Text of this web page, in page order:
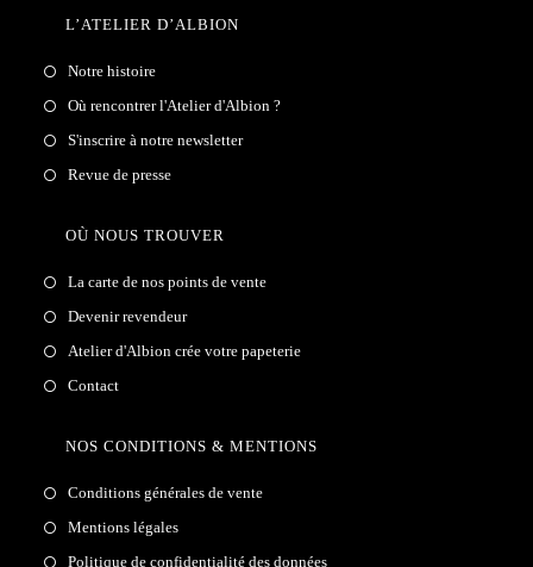
L’ATELIER D’ALBION
Notre histoire
Où rencontrer l'Atelier d'Albion ?
S'inscrire à notre newsletter
Revue de presse
OÙ NOUS TROUVER
La carte de nos points de vente
Devenir revendeur
Atelier d'Albion crée votre papeterie
Contact
NOS CONDITIONS & MENTIONS
Conditions générales de vente
Mentions légales
Politique de confidentialité des données